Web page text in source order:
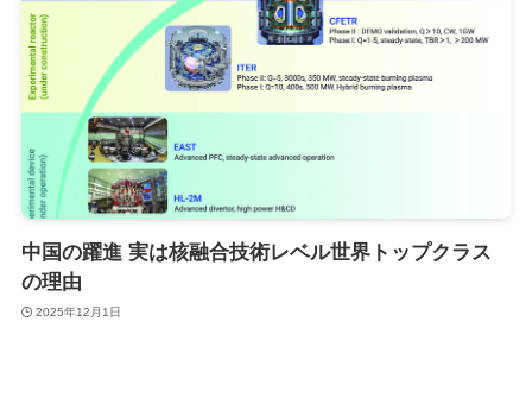
中国の躍進 実は核融合技術レベル世界トップクラス
の理由
2025年12月1日